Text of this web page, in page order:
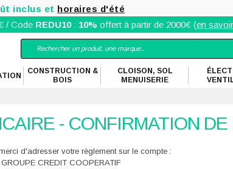
inclus et horaires d'été
/ Code REDU10: 10% offert à partir de 2000€ (en
CONSTRUCTION &
BOIS
CLOISON, SOL
MENUISERIE
- CONFIRMATION
d'adresser votre règlement sur le compte :
CREDIT COOPERATIF